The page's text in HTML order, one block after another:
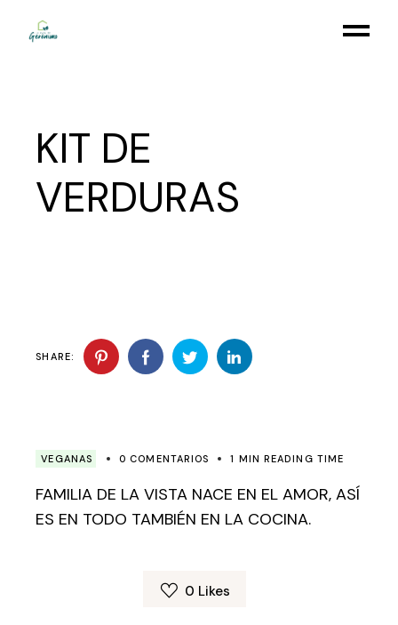
KIT DE
VERDURAS
SHARE:
VEGANAS 0 COMENTARIOS 1 MIN READING TIME
FAMILIA DE LA VISTA NACE EN EL AMOR, ASÍ
ES EN TODO TAMBIÉN EN LA COCINA.
0 Likes